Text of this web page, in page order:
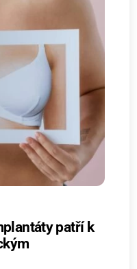
patří k